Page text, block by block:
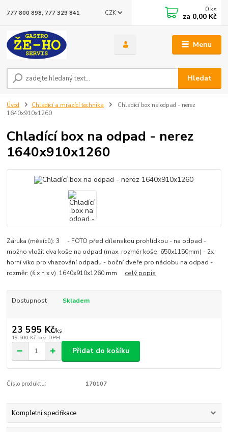
Menu
CZK
Hledat
777 800 898, 777 329 841 0 ks
za 0,00 Kč
Úvod Chladící a mrazící technika
Chladící box na odpad - nerez
1640x910x1260
Chladící box na odpad - nerez
1640x910x1260
Záruka (měsíců): 3 - FOTO před dílenskou prohlídkou - na odpad -
možno vložit dva koše na odpad (max. rozměr koše: 650x1150mm) - 2x
horní víko pro vhazování odpadu - boční dveře pro nádobu na odpad -
rozměr: (š x h x v) 1640x910x1260 mm celý popis
Dostupnost Skladem
23 595 Kč/ks
19 500 Kč bez DPH
Přidat do košíku
Číslo produktu: 170107
Kompletní specifikace